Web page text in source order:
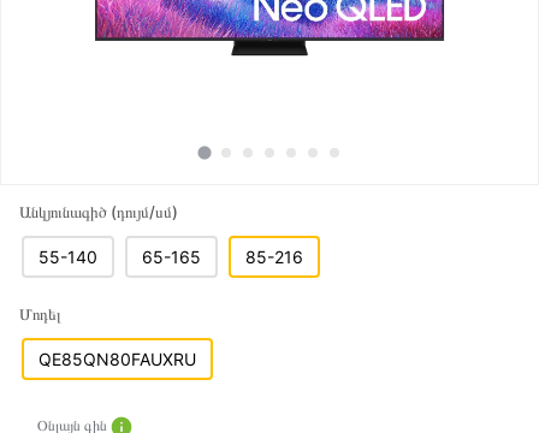
Անկյունագիծ (դույմ/սմ)
55-140 65-165 85-216
Մոդել
QE85QN80FAUXRU
Օնլայն գին